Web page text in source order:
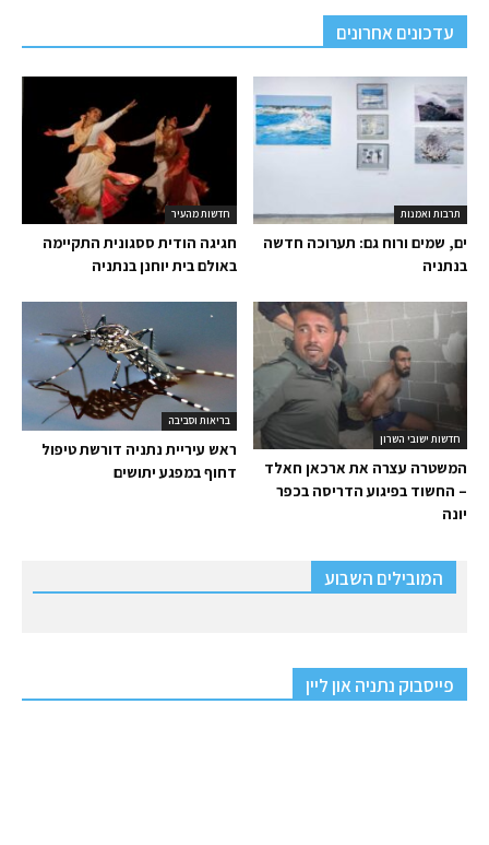
עדכונים אחרונים
חדשות מהעיר
חגיגה הודית ססגונית התקיימה
באולם בית יוחנן בנתניה
תרבות ואמנות
ים, שמים ורוח גם: תערוכה חדשה
בנתניה
בריאות וסביבה
ראש עיריית נתניה דורשת טיפול
דחוף במפגע יתושים
חדשות ישובי השרון
המשטרה עצרה את ארכאן חאלד
– החשוד בפיגוע הדריסה בכפר
יונה
המובילים השבוע
פייסבוק נתניה און ליין